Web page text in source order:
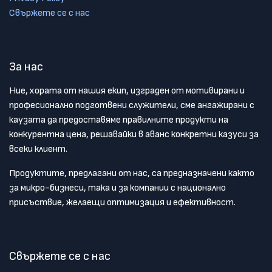
Свържете се с нас
За нас
Ние, хората от нашия екип, изграден от мотивирани и
професионално подготвени служители, сме ангажирани с
каузата да предоставяме правилните продукти на
конкурентна цена, решавайки в аванс конкретни казуси за
всеки клиент.
Продуктите, предлагани от нас, са предназначени както
за микро-бизнеси, така и за компании с национално
присъствие, желаещи оптимизация и ефективност.
Свържете се с нас